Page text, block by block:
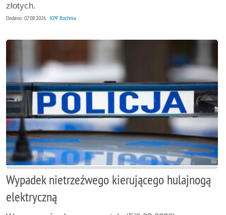
złotych.
Dodano: 07.08.2026 KPP Bochnia
Wypadek nietrzeźwego kierującego hulajnogą
elektryczną